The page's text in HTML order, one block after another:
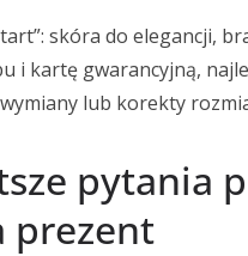
skóra do elegancji,
i kartę gwarancyjną,
lub korekty
pytania
prezent